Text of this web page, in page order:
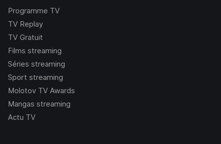
Programme TV
TV Replay
TV Gratuit
Films streaming
Séries streaming
Sport streaming
Molotov TV Awards
Mangas streaming
Actu TV